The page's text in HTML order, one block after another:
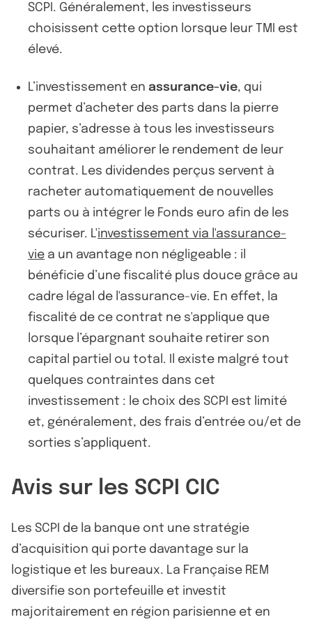
SCPI. Généralement, les investisseurs
choisissent cette option lorsque leur TMI est
élevé.
L’investissement en assurance-vie, qui
permet d’acheter des parts dans la pierre
papier, s’adresse à tous les investisseurs
souhaitant améliorer le rendement de leur
contrat. Les dividendes perçus servent à
racheter automatiquement de nouvelles
parts ou à intégrer le Fonds euro afin de les
sécuriser. L'investissement via l'assurance-
vie a un avantage non négligeable : il
bénéficie d’une fiscalité plus douce grâce au
cadre légal de l'assurance-vie. En effet, la
fiscalité de ce contrat ne s'applique que
lorsque l’épargnant souhaite retirer son
capital partiel ou total. Il existe malgré tout
quelques contraintes dans cet
investissement : le choix des SCPI est limité
et, généralement, des frais d’entrée ou/et de
sorties s’appliquent.
Avis sur les SCPI CIC
Les SCPI de la banque ont une stratégie
d’acquisition qui porte davantage sur la
logistique et les bureaux. La Française REM
diversifie son portefeuille et investit
majoritairement en région parisienne et en